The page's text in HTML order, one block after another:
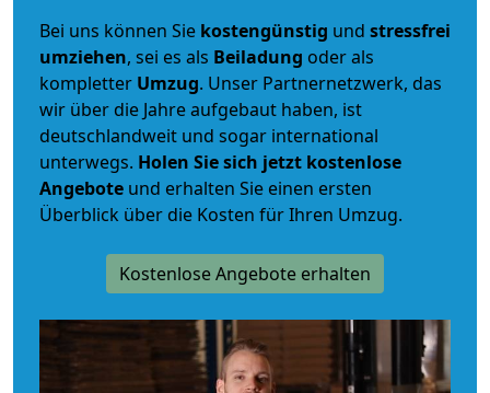
Bei uns können Sie kostengünstig und stressfrei
umziehen, sei es als Beiladung oder als
kompletter Umzug. Unser Partnernetzwerk, das
wir über die Jahre aufgebaut haben, ist
deutschlandweit und sogar international
unterwegs. Holen Sie sich jetzt kostenlose
Angebote und erhalten Sie einen ersten
Überblick über die Kosten für Ihren Umzug.
Kostenlose Angebote erhalten